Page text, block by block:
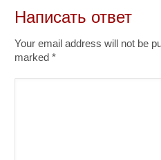
Написать ответ
Your email address will not be
marked*